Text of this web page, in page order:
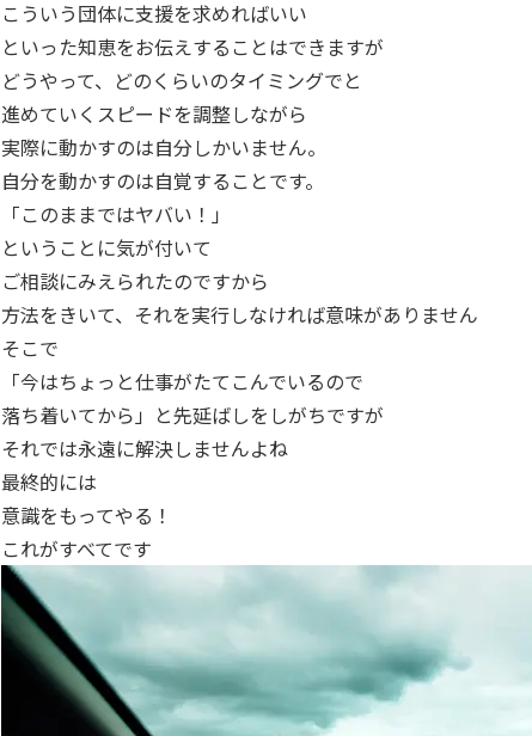
こういう団体に支援を求めればいい
といった知恵をお伝えすることはできますが
どうやって、どのくらいのタイミングでと
進めていくスピードを調整しながら
実際に動かすのは自分しかいません。
自分を動かすのは自覚することです。
「このままではヤバい！」
ということに気が付いて
ご相談にみえられたのですから
方法をきいて、それを実行しなければ意味がありません
そこで
「今はちょっと仕事がたてこんでいるので
落ち着いてから」と先延ばしをしがちですが
それでは永遠に解決しませんよね
最終的には
意識をもってやる！
これがすべてです